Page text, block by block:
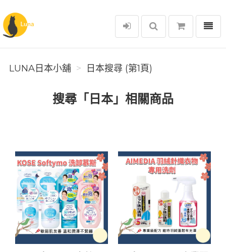
Luna日本小舖
選單
LUNA日本小舖 日本搜尋 (第1頁)
搜尋「日本」相關商品